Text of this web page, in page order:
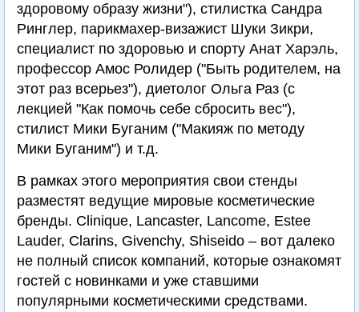
здоровому образу жизни"), стилистка Сандра
Ринглер, парикмахер-визажист Шуки Зикри,
специалист по здоровью и спорту Анат Харэль,
профессор Амос Ролидер ("Быть родителем, на
этот раз всерьез"), диетолог Ольга Раз (с
лекцией "Как помочь себе сбросить вес"),
стилист Мики Буганим ("Макияж по методу
Мики Буганим") и т.д.
В рамках этого мероприятия свои стенды
разместят ведущие мировые косметические
бренды. Clinique, Lancaster, Lancome, Estee
Lauder, Clarins, Givenchy, Shiseido – вот далеко
не полный список компаний, которые ознакомят
гостей с новинками и уже ставшими
популярными косметическими средствами.